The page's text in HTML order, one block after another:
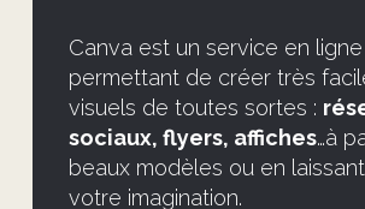
Canva est un service en
permettant de créer très
visuels de toutes sortes :
sociaux, flyers, affiches…à
beaux modèles ou en
votre imagination.